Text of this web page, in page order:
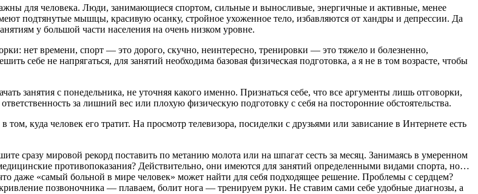
для человека. Люди, занимающиеся спортом, сильные и выносливые, энергичные и активные, менее
подтянутые мышцы, красивую осанку, стройное ухоженное тело, избавляются от хандры и депрессии. Да
у большой части населения на очень низком уровне.
нет времени, спорт — это дорого, скучно, неинтересно, тренировки — это тяжело и болезненно,
себе не напрягаться, для занятий необходима базовая физическая подготовка, а я не в том возрасте, чтобы
занятия с понедельника, не уточняя какого именно. Признаться себе, что все аргументы лишь отговорки,
за лишний вес или плохую физическую подготовку с себя на посторонние обстоятельства.
куда человек его тратит. На просмотр телевизора, посиделки с друзьями или зависание в Интернете есть
сразу мировой рекорд поставить по метанию молота или на шпагат сесть за месяц. Занимаясь в умеренном
противопоказания? Действительно, они имеются для занятий определенными видами спорта, но…
даже «самый больной в мире человек» может найти для себя подходящее решение. Проблемы с сердцем?
позвоночника — плаваем, болит нога — тренируем руки. Не ставим сами себе удобные диагнозы, а